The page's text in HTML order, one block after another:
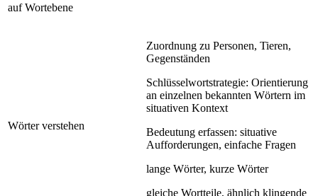
auf Wortebene
Wörter verstehen
Zuordnung zu Personen, Tieren,
Gegenständen
Schlüsselwortstrategie: Orientierung
an einzelnen bekannten Wörtern im
situativen Kontext
Bedeutung erfassen: situative
Aufforderungen, einfache Fragen
lange Wörter, kurze Wörter
gleiche Wortteile, ähnlich klingende